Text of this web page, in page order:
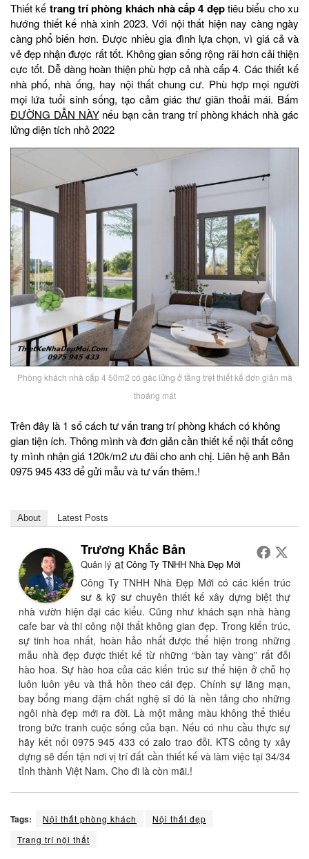
Thiết kế trang trí phòng khách nhà cấp 4 đẹptiêu biểu cho xu
hướng thiết kế nhà xinh 2023. Với nội thất hiện nay càng ngày
càng phổ biến hơn. Được nhiều gia đình lựa chọn, vì giá cả và
vẻ đẹp nhận được rất tốt. Không gian sống rộng rãi hơn cải thiện
cực tốt. Dễ dàng hoàn thiện phù hợp cả nhà cấp 4. Các thiết kế
nhà phố, nhà ống, hay nội thất chung cư. Phù hợp mọi người
mọi lứa tuổi sinh sống, tạo cảm giác thư giãn thoải mái. Bấm
ĐƯỜNG DẪN NÀYnếu bạn cần trang trí phòng khách nhà gác
lửng diện tích nhỏ 2022
Phòng khách nhà cấp 4 50m2 có gác lửng ở tầng trệt thiết kế đơn giản mà
thoáng mát
Trên đây là 1 số cách tư vấn trang trí phòng khách có không
gian tiện ích. Thông mình và đơn giản cần thiết kế nội thất công
ty mình nhận giá 120k/m2 ưu đãi cho anh chị. Liên hệ anh Bản
0975 945 433 để gửi mẫu và tư vấn thêm.!
About Latest Posts
Trương Khắc Bản
Quản lý at Công Ty TNHH Nhà Đẹp Mới
Công Ty TNHH Nhà Đẹp Mới có các kiến trúc
sư & kỹ sư chuyên thiết kế xây dựng biệt thự
nhà vườn hiện đại các kiểu. Cũng như khách sạn nhà hàng
cafe bar và thi công nội thất không gian đẹp. Trong kiến trúc,
sự tinh hoa nhất, hoàn hảo nhất được thể hiện trong những
mẫu nhà đẹp được thiết kế từ những “bàn tay vàng” rất đỗi
hào hoa. Sự hào hoa của các kiến trúc sư thể hiện ở chỗ họ
luôn luôn yêu và thả hồn theo cái đẹp. Chính sự lãng mạn,
bay bổng mang đậm chất nghệ sĩ đó là nền tảng cho những
ngôi nhà đẹp mới ra đời. Là một mảng màu không thể thiếu
trong bức tranh cuộc sống của bạn. Nếu có nhu cầu thực sự
hãy kết nối 0975 945 433 có zalo trao đỗi. KTS công ty xây
dựng sẽ đến tận nơi vị trí đất cần thiết kế và làm việc tại 34/34
tỉnh thành Việt Nam. Cho đi là còn mãi.!
Tags: Nội thất phòng khách
Nội thất đẹp
Trang trí nội thất